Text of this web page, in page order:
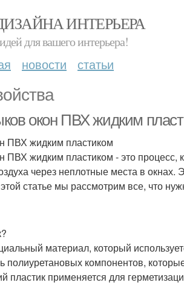
ИНТЕРЬЕРА
для вашего интерьера!
новости статьи
окон ПВХ жидким
ПВХ жидким пластиком
ПВХ жидким пластиком - это процесс,
через неплотные места в
статье мы рассмотрим все, что
материал, который
полиуретановых компонентов,
пластик применяется для